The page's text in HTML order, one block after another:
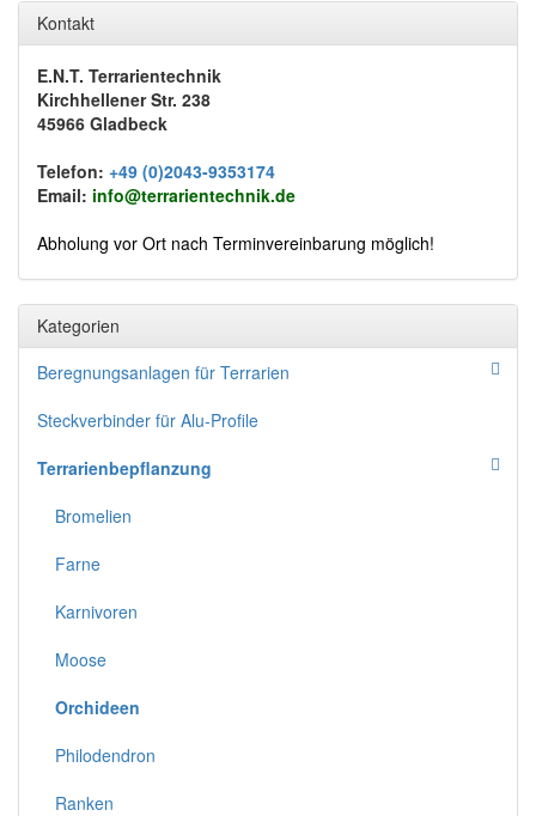
Kontakt
E.N.T. Terrarientechnik
Kirchhellener Str. 238
45966 Gladbeck
Telefon: +49 (0)2043-9353174
Email: info@terrarientechnik.de
Abholung vor Ort nach Terminvereinbarung möglich!
Kategorien
Beregnungsanlagen für Terrarien
Steckverbinder für Alu-Profile
Terrarienbepflanzung
Bromelien
Farne
Karnivoren
Moose
Orchideen
Philodendron
Ranken